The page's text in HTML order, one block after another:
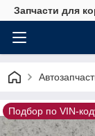
Запчасти для
Подбор по VIN-